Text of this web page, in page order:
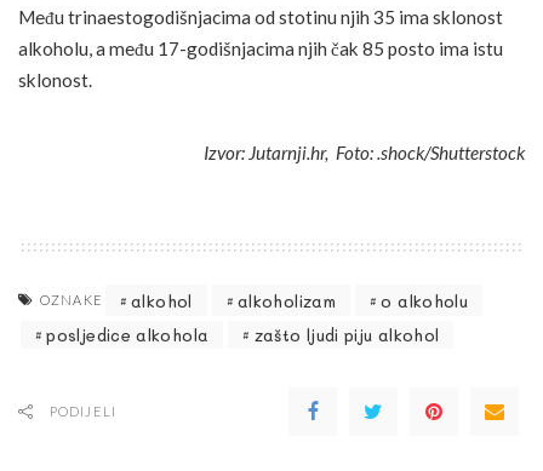
Među trinaestogodišnjacima od stotinu njih 35 ima sklonost
alkoholu, a među 17-godišnjacima njih čak 85 posto ima istu
sklonost.
Izvor: Jutarnji.hr, Foto: .shock/Shutterstock
OZNAKE alkohol alkoholizam
o alkoholu
posljedice alkohola
zašto ljudi piju alkohol
PODIJELI